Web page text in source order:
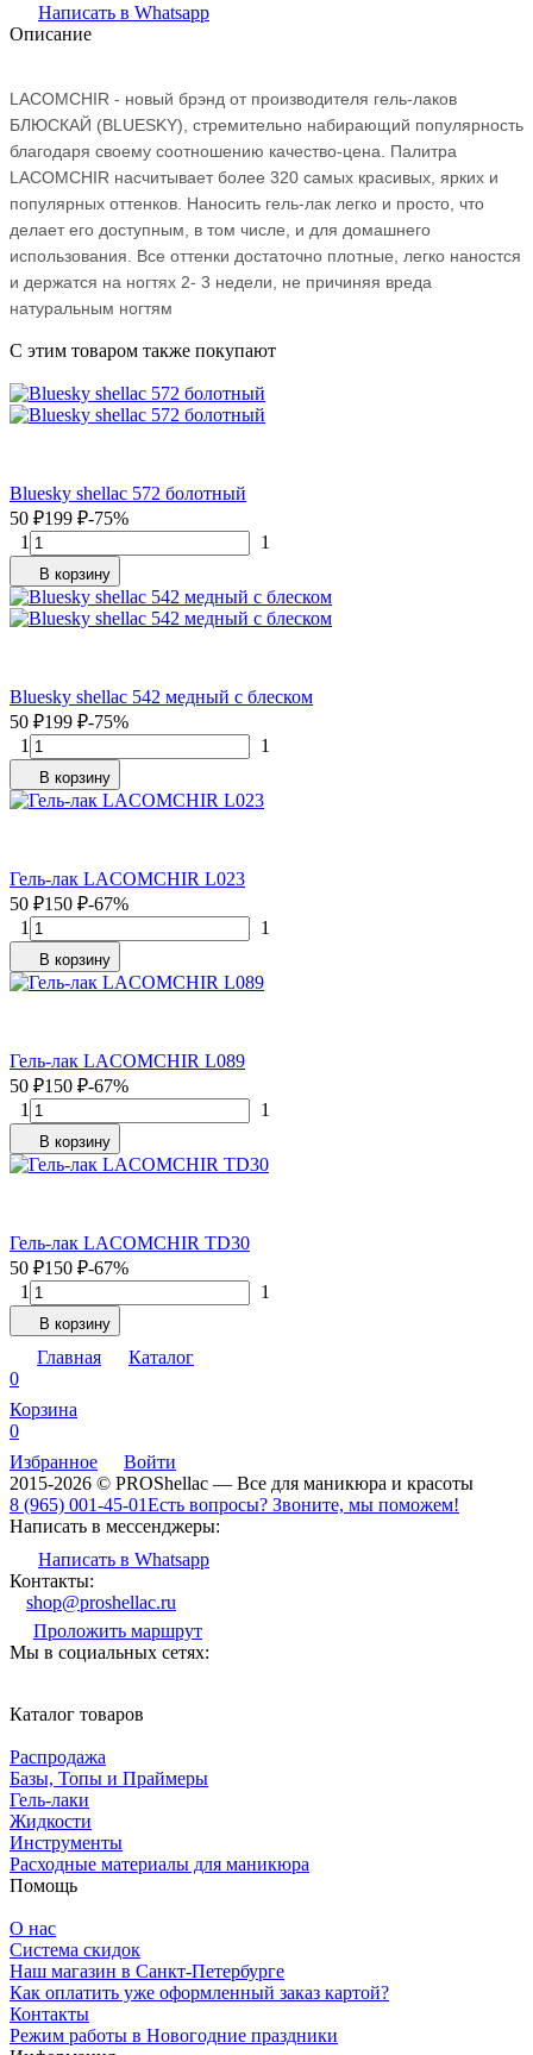
Написать в Whatsapp
Описание
LACOMCHIR - новый брэнд от производителя гель-лаков
БЛЮСКАЙ (BLUESKY), стремительно набирающий популярность
благодаря своему соотношению качество-цена. Палитра
LACOMCHIR насчитывает более 320 самых красивых, ярких и
популярных оттенков. Наносить гель-лак легко и просто, что
делает его доступным, в том числе, и для домашнего
использования. Все оттенки достаточно плотные, легко наностся
и держатся на ногтях 2- 3 недели, не причиняя вреда
натуральным ногтям
C этим товаром также покупают
Bluesky shellac 572 болотный
50 ₽199 ₽-75%
1
1
В корзину
Bluesky shellac 542 медный с блеском
50 ₽199 ₽-75%
1
1
В корзину
Гель-лак LACOMCHIR L023
50 ₽150 ₽-67%
1
1
В корзину
Гель-лак LACOMCHIR L089
50 ₽150 ₽-67%
1
1
В корзину
Гель-лак LACOMCHIR TD30
50 ₽150 ₽-67%
1
1
В корзину
Главная
Каталог
0
Корзина
0
Избранное
Войти
2015-2026 © PROShellac — Все для маникюра и красоты
8 (965) 001-45-01Есть вопросы? Звоните, мы поможем!
Написать в мессенджеры:
Написать в Whatsapp
Контакты:
shop@proshellac.ru
Проложить маршрут
Мы в социальных сетях:
Каталог товаров
Распродажа
Базы, Топы и Праймеры
Гель-лаки
Жидкости
Инструменты
Расходные материалы для маникюра
Помощь
О нас
Система скидок
Наш магазин в Санкт-Петербурге
Как оплатить уже оформленный заказ картой?
Контакты
Режим работы в Новогодние праздники